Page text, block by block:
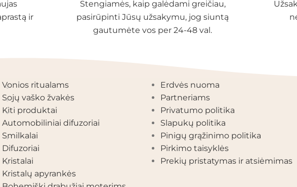
ir
Stengiamės, kaip galėdami greičiau,
pasirūpinti Jūsų užsakymu, jog siuntą
gautumėte vos per 24-48 val.
PRODUKTŲ KATEGORIJOS
Vonios ritualams
Sojų vaško žvakės
Kiti produktai
Automobiliniai difuzoriai
Smilkalai
Difuzoriai
Kristalai
Kristalų apyrankės
Erdvės nuoma
Partneriams
Privatumo politika
Slapukų politika
Pinigų grąžinimo politika
Pirkimo taisyklės
Prekių pristatymas ir atsiėmimas